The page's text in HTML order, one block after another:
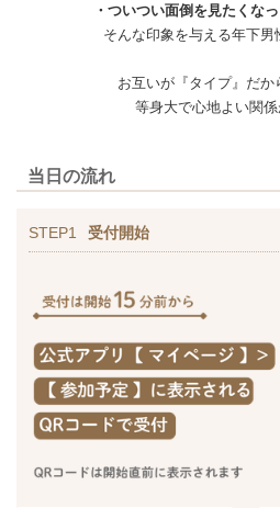
・ついつい面倒を見たくな
そんな印象を与える年下男
お互いが『タイプ』だか
等身大で心地よい関
当日の流れ
STEP1 受付開始